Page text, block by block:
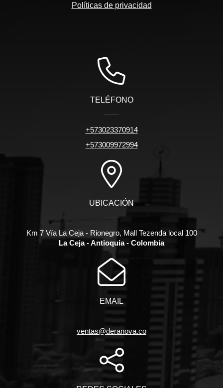
Políticas de privacidad
TELÉFONO
+573023370914
+573009972994
UBICACIÓN
Km 7 Vía La Ceja - Rionegro, Mall Tezenda local 100
La Ceja - Antioquia - Colombia
EMAIL
ventas@deranova.co